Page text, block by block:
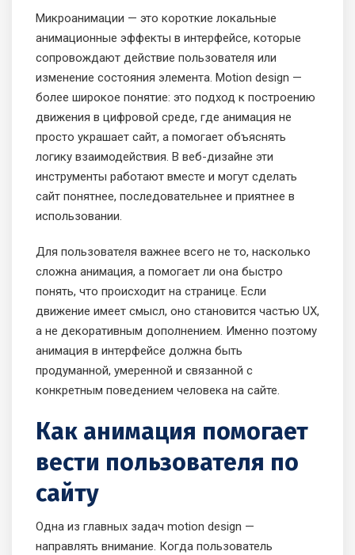
Микроанимации — это короткие локальные
анимационные эффекты в интерфейсе, которые
сопровождают действие пользователя или
изменение состояния элемента. Motion design —
более широкое понятие: это подход к построению
движения в цифровой среде, где анимация не
просто украшает сайт, а помогает объяснять
логику взаимодействия. В веб-дизайне эти
инструменты работают вместе и могут сделать
сайт понятнее, последовательнее и приятнее в
использовании.
Для пользователя важнее всего не то, насколько
сложна анимация, а помогает ли она быстро
понять, что происходит на странице. Если
движение имеет смысл, оно становится частью UX,
а не декоративным дополнением. Именно поэтому
анимация в интерфейсе должна быть
продуманной, умеренной и связанной с
конкретным поведением человека на сайте.
Как анимация помогает
вести пользователя по
сайту
Одна из главных задач motion design —
направлять внимание. Когда пользователь